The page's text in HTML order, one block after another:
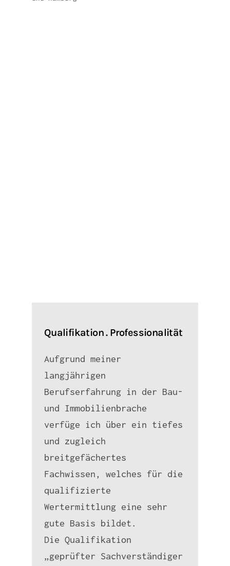
Qualifikation . Professionalität
Aufgrund meiner
langjährigen
Berufserfahrung in der Bau-
und Immobilienbrache
verfüge ich über ein tiefes
und zugleich
breitgefächertes
Fachwissen, welches für die
qualifizierte
Wertermittlung eine sehr
gute Basis bildet.
Die Qualifikation
„geprüfter Sachverständiger